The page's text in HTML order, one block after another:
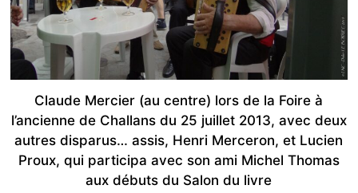
Claude Mercier (au centre) lors de la Foire à
l’ancienne de Challans du 25 juillet 2013, avec deux
autres disparus… assis, Henri Merceron, et Lucien
Proux, qui participa avec son ami Michel Thomas
aux débuts du Salon du livre